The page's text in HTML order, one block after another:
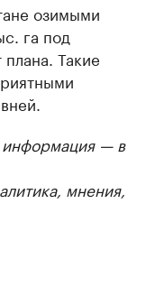
озимыми
га под
Такие
информация — в
мнения,